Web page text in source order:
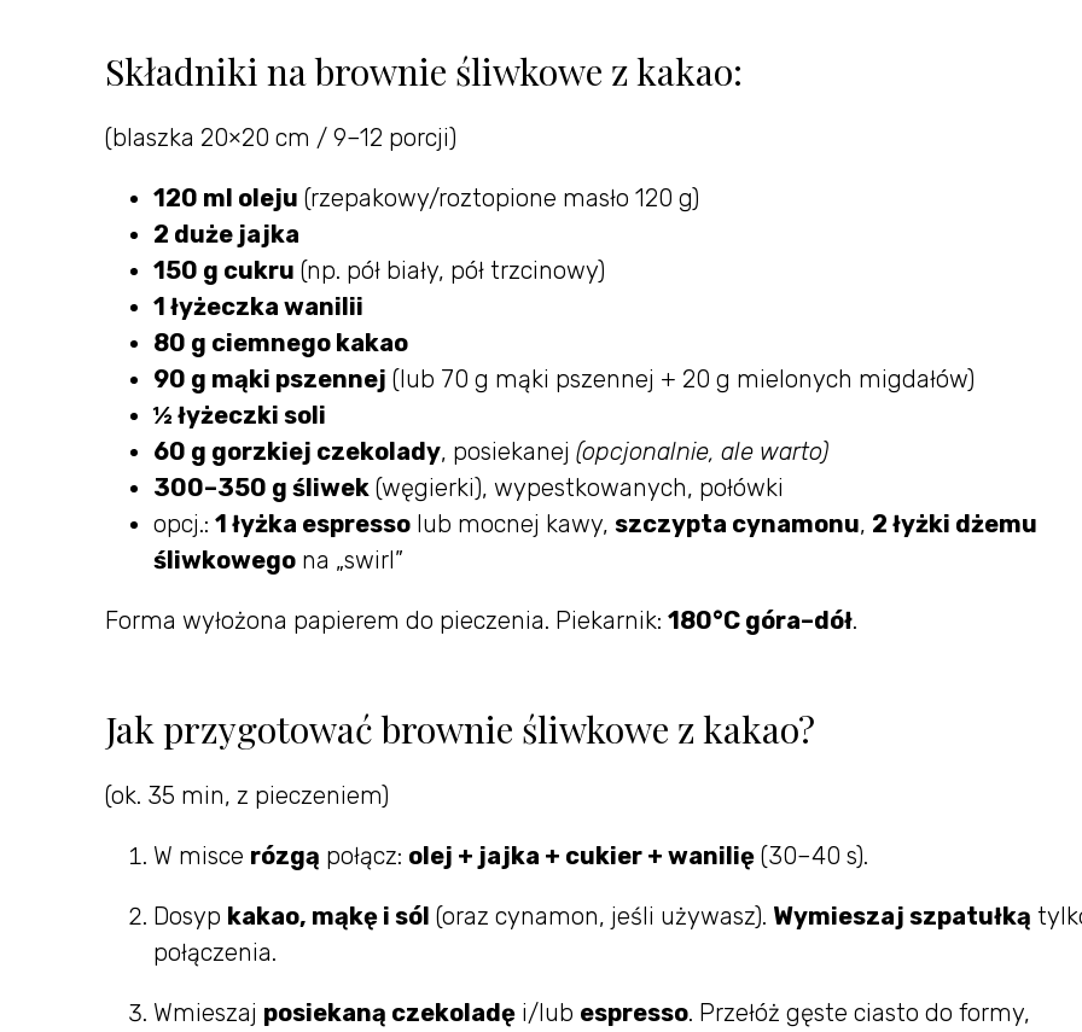
Składniki na brownie śliwkowe z kakao:
(blaszka 20×20 cm / 9–12 porcji)
120 ml oleju (rzepakowy/roztopione masło 120 g)
2 duże jajka
150 g cukru (np. pół biały, pół trzcinowy)
1 łyżeczka wanilii
80 g ciemnego kakao
90 g mąki pszennej (lub 70 g mąki pszennej + 20 g mielonych migdałów)
½ łyżeczki soli
60 g gorzkiej czekolady, posiekanej (opcjonalnie, ale warto)
300–350 g śliwek (węgierki), wypestkowanych, połówki
opcj.: 1 łyżka espresso lub mocnej kawy, szczypta cynamonu, 2 łyżki dżemu
śliwkowego na „swirl”
Forma wyłożona papierem do pieczenia. Piekarnik: 180°C góra–dół.
Jak przygotować brownie śliwkowe z kakao?
(ok. 35 min, z pieczeniem)
W misce rózgą połącz: olej + jajka + cukier + wanilię (30–40 s).
Dosyp kakao, mąkę i sól (oraz cynamon, jeśli używasz). Wymieszaj szpatułką
połączenia.
Wmieszaj posiekaną czekoladę i/lub espresso. Przełóż gęste ciasto do formy,